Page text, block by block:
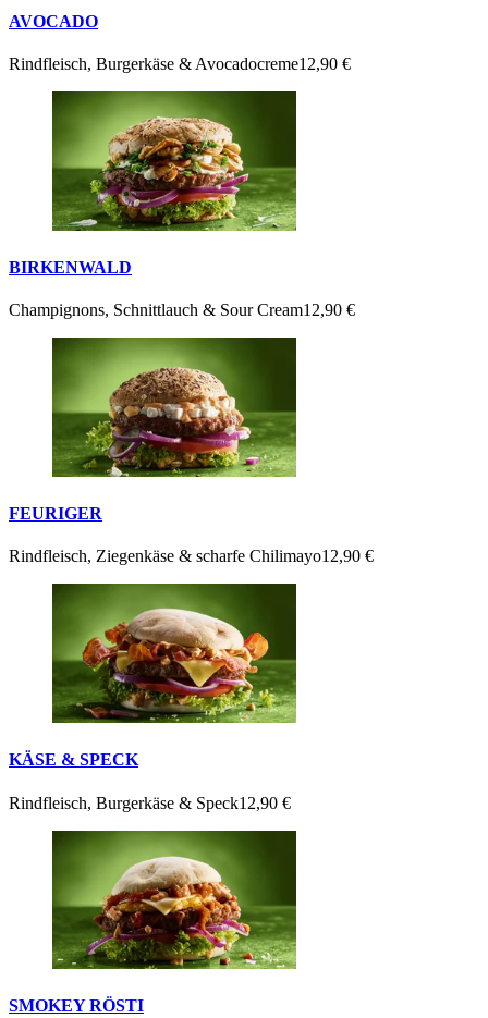
AVOCADO
Rindfleisch, Burgerkäse & Avocadocreme12,90 €
BIRKENWALD
Champignons, Schnittlauch & Sour Cream12,90 €
FEURIGER
Rindfleisch, Ziegenkäse & scharfe Chilimayo12,90 €
KÄSE & SPECK
Rindfleisch, Burgerkäse & Speck12,90 €
SMOKEY RÖSTI